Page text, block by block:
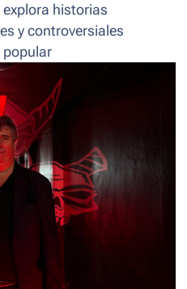
historias
y controversiales
popular